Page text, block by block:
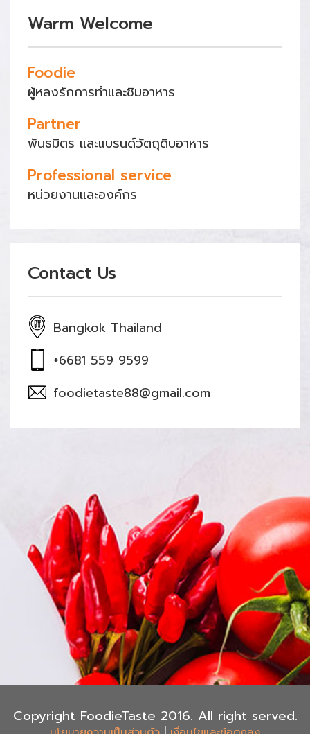
Warm Welcome
Foodie
ผู้หลงรักการทำและชิมอาหาร
Partner
พันธมิตร และแบรนด์วัตถุดิบอาหาร
Professional service
หน่วยงานและองค์กร
Contact Us
Bangkok Thailand
+6681 559 9599
foodietaste88@gmail.com
Copyright FoodieTaste 2016. All right served.